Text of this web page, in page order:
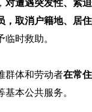
对遭遇突发性、紧
，取消户籍地、居
时救助。
群体和劳动者在常
本公共服务。